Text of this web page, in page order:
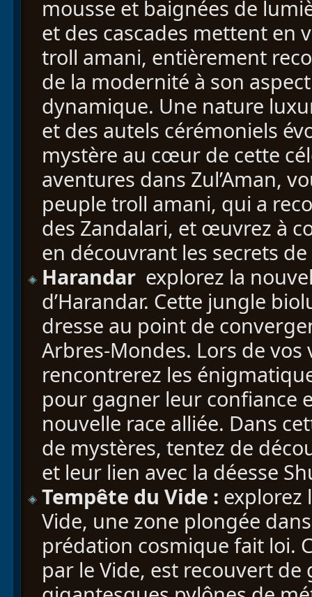
mousse et baignées de
et des cascades mettent en
troll amani, entièrement
de la modernité à son
dynamique. Une nature
et des autels cérémoniels
mystère au cœur de cette
aventures dans Zul’Aman,
peuple troll amani, qui a
des Zandalari, et œuvrez à
en découvrant les secrets
Harandar explorez la
d’Harandar. Cette jungle
dresse au point de
Arbres-Mondes. Lors de vos
rencontrerez les
pour gagner leur confiance
nouvelle race alliée. Dans
de mystères, tentez de
et leur lien avec la déesse
Tempête du Vide : explorez
Vide, une zone plongée
prédation cosmique fait loi.
par le Vide, est recouvert